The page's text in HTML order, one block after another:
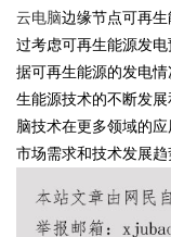
云电脑边缘节点可再
过考虑可再生能源发
据可再生能源的发电
生能源技术的不断发
脑技术在更多领域的
市场需求和技术发展趋